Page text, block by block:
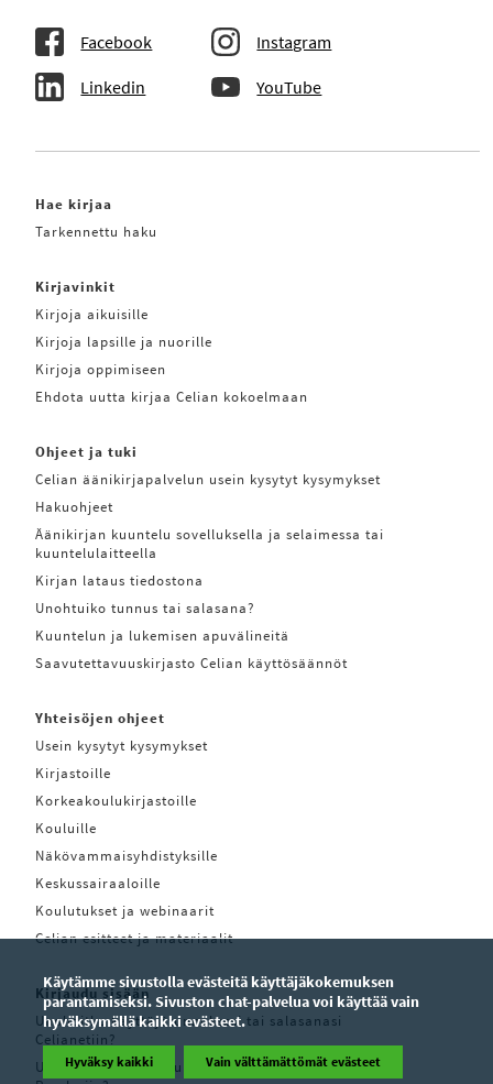
Facebook Instagram
Linkedin YouTube
Hae kirjaa
Tarkennettu haku
Kirjavinkit
Kirjoja aikuisille
Kirjoja lapsille ja nuorille
Kirjoja oppimiseen
Ehdota uutta kirjaa Celian kokoelmaan
Ohjeet ja tuki
Celian äänikirjapalvelun usein kysytyt kysymykset
Hakuohjeet
Äänikirjan kuuntelu sovelluksella ja selaimessa tai
kuuntelulaitteella
Kirjan lataus tiedostona
Unohtuiko tunnus tai salasana?
Kuuntelun ja lukemisen apuvälineitä
Saavutettavuuskirjasto Celian käyttösäännöt
Yhteisöjen ohjeet
Usein kysytyt kysymykset
Kirjastoille
Korkeakoulukirjastoille
Kouluille
Näkövammaisyhdistyksille
Keskussairaaloille
Koulutukset ja webinaarit
Celian esitteet ja materiaalit
Kirjaudu sisään
Unohditko käyttäjätunnuksesi tai salasanasi
Celianetiin?
Unohditko käyttäjätunnuksesi tai salasanasi Pratsam
Käytämme sivustolla evästeitä käyttäjäkokemuksen
parantamiseksi. Sivuston chat-palvelua voi käyttää vain
hyväksymällä kaikki evästeet.
Hyväksy kaikki Vain välttämättömät evästeet